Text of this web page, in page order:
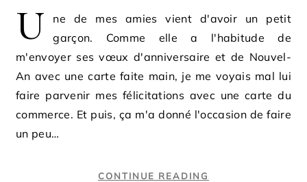
U
ne de mes amies vient d'avoir un petit
garçon. Comme elle a l'habitude de
m'envoyer ses vœux d'anniversaire et de Nouvel-
An avec une carte faite main, je me voyais mal lui
faire parvenir mes félicitations avec une carte du
commerce. Et puis, ça m'a donné l'occasion de faire
un peu…
CONTINUE READING